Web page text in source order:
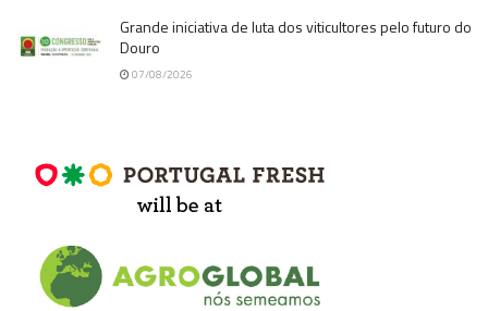
Grande iniciativa de luta dos viticultores pelo futuro do
Douro
07/08/2026